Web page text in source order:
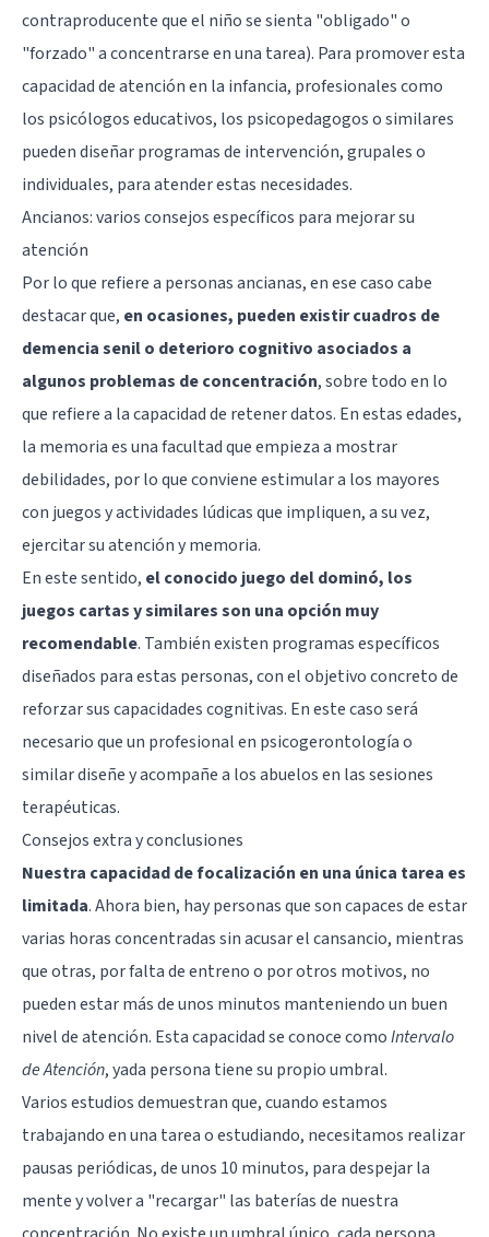
contraproducente que el niño se sienta "obligado" o
"forzado" a concentrarse en una tarea). Para promover esta
capacidad de atención en la infancia, profesionales como
los psicólogos educativos, los psicopedagogos o similares
pueden diseñar programas de intervención, grupales o
individuales, para atender estas necesidades.
Ancianos: varios consejos específicos para mejorar su
atención
Por lo que refiere a personas ancianas, en ese caso cabe
destacar que, en ocasiones, pueden existir cuadros de
demencia senil o deterioro cognitivo asociados a
algunos problemas de concentración, sobre todo en lo
que refiere a la capacidad de retener datos. En estas edades,
la memoria es una facultad que empieza a mostrar
debilidades, por lo que conviene estimular a los mayores
con juegos y actividades lúdicas que impliquen, a su vez,
ejercitar su atención y memoria.
En este sentido, el conocido juego del dominó, los
juegos cartas y similares son una opción muy
recomendable. También existen programas específicos
diseñados para estas personas, con el objetivo concreto de
reforzar sus capacidades cognitivas. En este caso será
necesario que un profesional en psicogerontología o
similar diseñe y acompañe a los abuelos en las sesiones
terapéuticas.
Consejos extra y conclusiones
Nuestra capacidad de focalización en una única tarea es
limitada. Ahora bien, hay personas que son capaces de estar
varias horas concentradas sin acusar el cansancio, mientras
que otras, por falta de entreno o por otros motivos, no
pueden estar más de unos minutos manteniendo un buen
nivel de atención. Esta capacidad se conoce comoIntervalo
de Atención, yada persona tiene su propio umbral.
Varios estudios demuestran que, cuando estamos
trabajando en una tarea o estudiando, necesitamos realizar
pausas periódicas, de unos 10 minutos, para despejar la
mente y volver a "recargar" las baterías de nuestra